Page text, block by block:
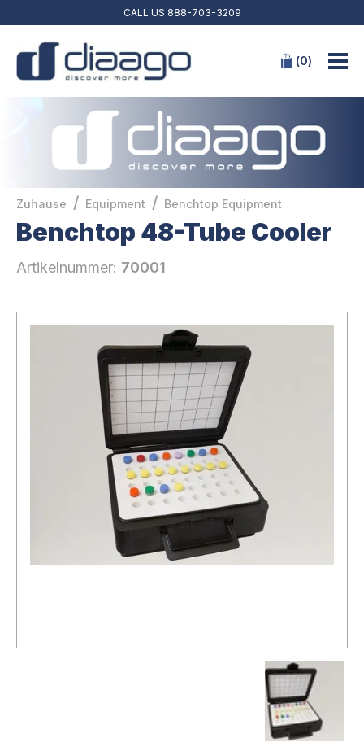
CALL US 888-703-3209
(0)
Zuhause / Equipment / Benchtop Equipment
Benchtop 48-Tube Cooler
Artikelnummer: 70001